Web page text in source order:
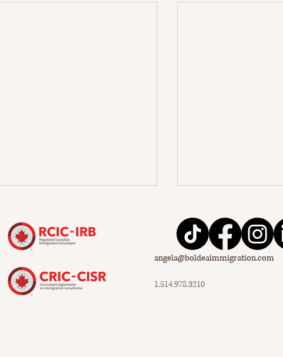
angela@boldeaimmigration.com
1.514.978.3210